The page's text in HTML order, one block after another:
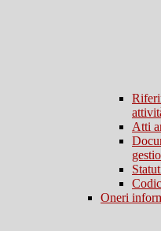
Atti
Oneri